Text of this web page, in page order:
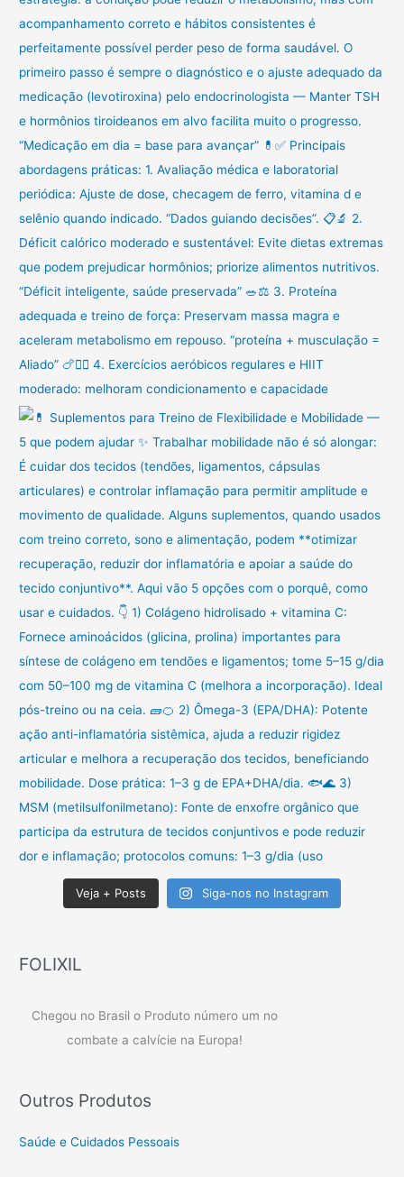
Veja + Posts Siga-nos no Instagram
FOLIXIL
Chegou no Brasil o Produto número um no
combate a calvície na Europa!
Outros Produtos
Saúde e Cuidados Pessoais